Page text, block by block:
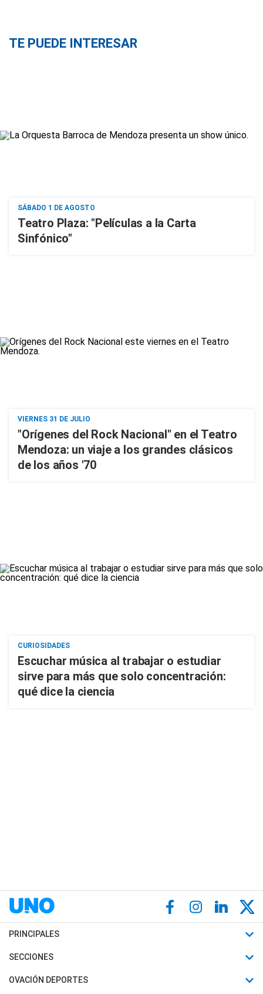
TE PUEDE INTERESAR
SÁBADO 1 DE AGOSTO
Teatro Plaza: "Películas a la Carta
Sinfónico"
VIERNES 31 DE JULIO
"Orígenes del Rock Nacional" en el Teatro
Mendoza: un viaje a los grandes clásicos
de los años '70
CURIOSIDADES
Escuchar música al trabajar o estudiar
sirve para más que solo concentración:
qué dice la ciencia
PRINCIPALES
Últimas Noticias
Política
SECCIONES
Horóscopo
OVACIÓN DEPORTES